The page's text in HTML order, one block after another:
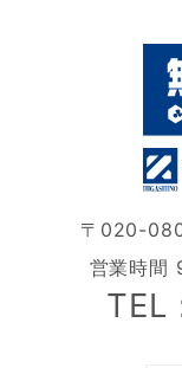
〒020-
営業時間
TEL